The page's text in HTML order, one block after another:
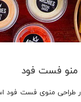
منو فست فود
طراحی منوی فست فود